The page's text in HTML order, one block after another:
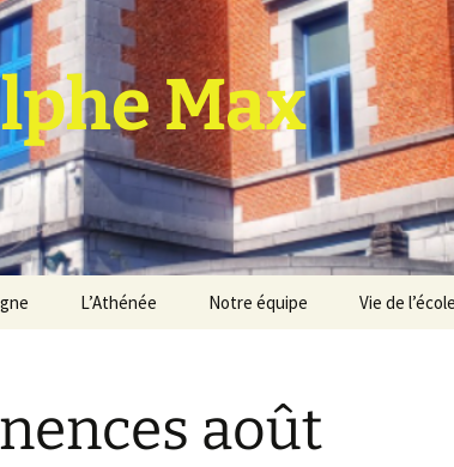
Max
Règlement d’ordre
intérieur
L’Athénée Notre équipe Vie de
août